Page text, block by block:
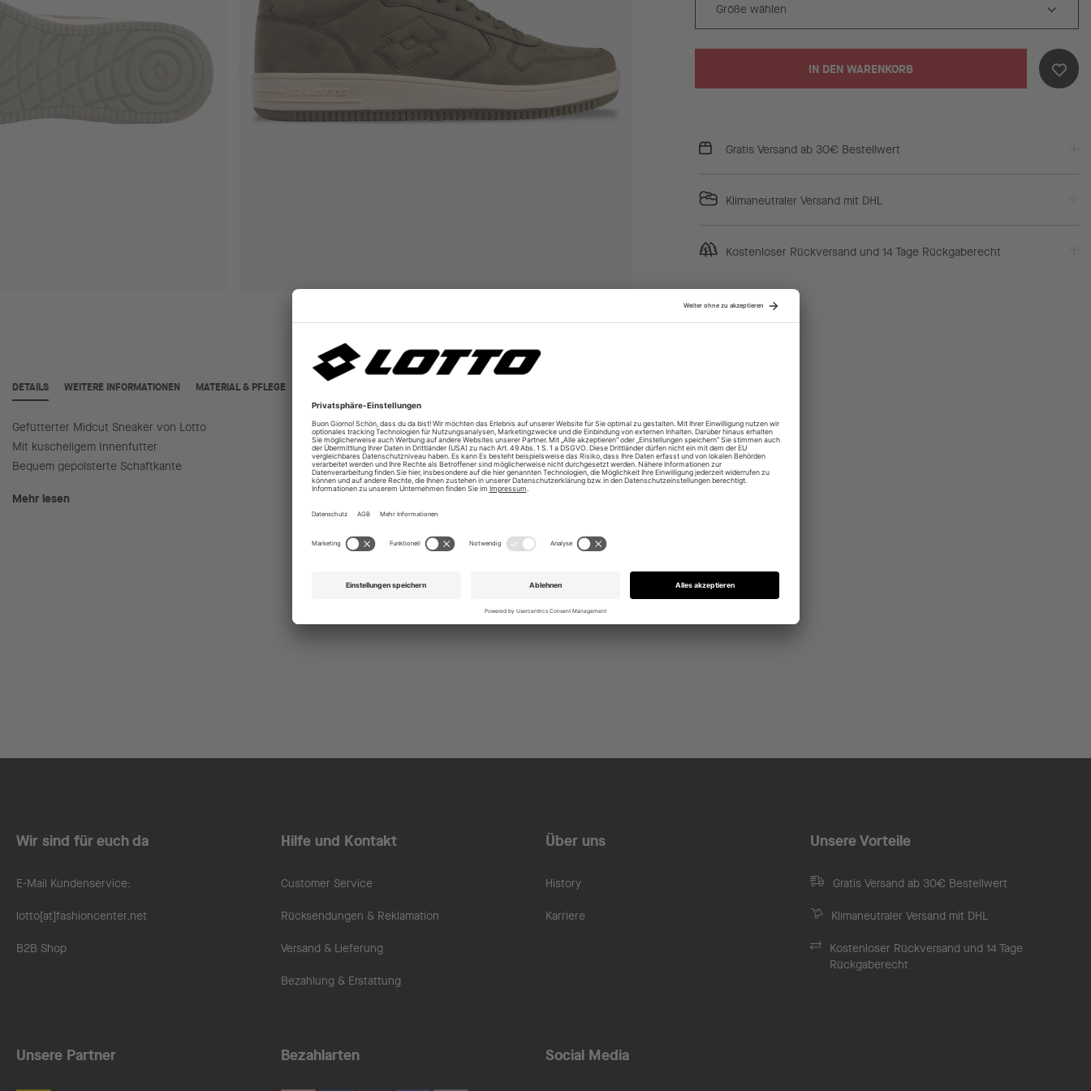
IN DEN WARENKORB
Gratis Versand ab 30€ Bestellwert
Klimaneutraler Versand mit DHL
Kostenloser Rückversand und 14 Tage Rückgaberecht
DETAILS
Gefütterter Midcut Sneaker von Lotto
Mit kuscheligem Innenfutter
Bequem gepolsterte Schaftkante
Mit praktischem Fersenband
Ideal für die kältere Jahreszeit
Mehr lesen
WEITERE INFORMATIONEN MATERIAL & PFLEGE
Wir sind für euch da
E-Mail Kundenservice:
lotto[at]fashioncenter.net
B2B Shop
Hilfe und Kontakt
Customer Service
Rücksendungen & Reklamation
Versand & Lieferung
Bezahlung & Erstattung
Über uns
History
Karriere
Unsere Vorteile
Gratis Versand ab 30€ Bestellwert
Klimaneutraler Versand mit DHL
Kostenloser Rückversand und 14 Tage
Rückgaberecht
Unsere Partner Bezahlarten Social Media